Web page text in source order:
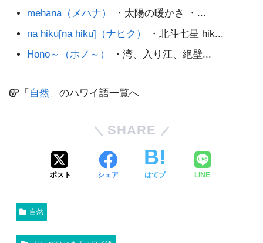
mehana（メハナ）
・太陽の暖かさ ・...
na hiku[nā hiku]（ナヒク）
・北斗七星 hik...
Hono～（ホノ～）
・湾、入り江、絶壁...
「 自然 」のハワイ語一覧へ
SHARE
ポスト シェア はてブ LINE
自然